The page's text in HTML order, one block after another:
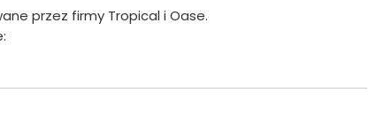
przez firmy Tropical i Oase.